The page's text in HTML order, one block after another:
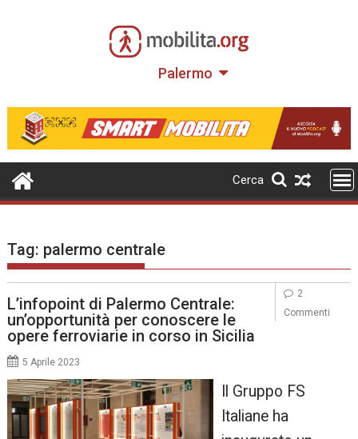
Palermo
Cerca
Tag: palermo centrale
L’infopoint di Palermo Centrale:
un’opportunità per conoscere le
opere ferroviarie in corso in Sicilia
5 Aprile 2023
Il Gruppo FS
Italiane ha
2
Commenti